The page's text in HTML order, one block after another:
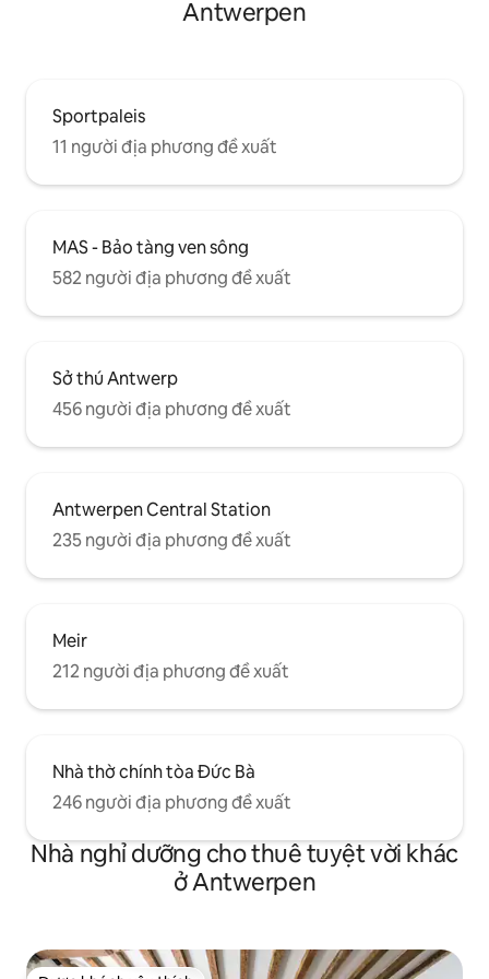
Antwerpen
Sportpaleis
11 người địa phương đề xuất
MAS - Bảo tàng ven sông
582 người địa phương đề xuất
Sở thú Antwerp
456 người địa phương đề xuất
Antwerpen Central Station
235 người địa phương đề xuất
Meir
212 người địa phương đề xuất
Nhà thờ chính tòa Đức Bà
246 người địa phương đề xuất
Nhà nghỉ dưỡng cho thuê tuyệt vời khác
ở Antwerpen